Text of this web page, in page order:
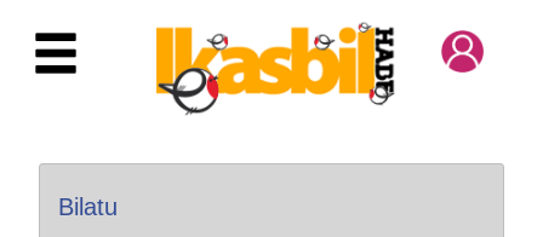
Eduki nagusira joan
Bilatu